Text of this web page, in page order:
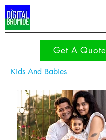
Get A Quote
Kids And Babies